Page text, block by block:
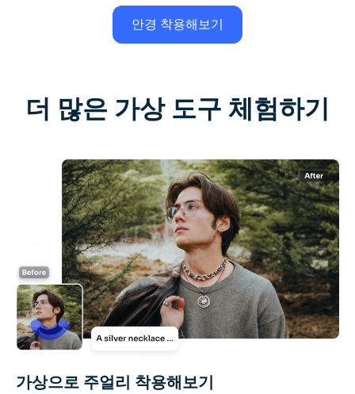
안경 착용해보기
더 많은 가상 도구 체험하기
가상으로 주얼리 착용해보기